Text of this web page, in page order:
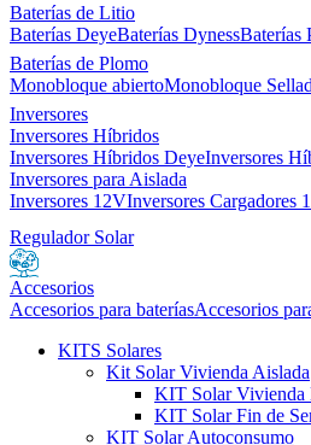
Baterías de Litio
Baterías DeyeBaterías DynessBaterías
Baterías de Plomo
Monobloque abiertoMonobloque
Inversores
Inversores Híbridos
Inversores Híbridos DeyeInversores
Inversores para Aislada
Inversores 12VInversores Cargadores
Regulador Solar
Accesorios
Accesorios para bateríasAccesorios
KITS Solares
Kit Solar Vivienda Aislada
KIT Solar Vivienda
KIT Solar Fin de
KIT Solar Autoconsumo